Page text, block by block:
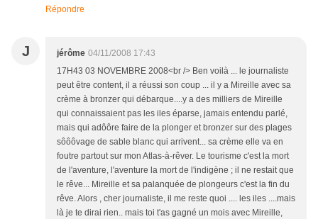
Répondre
J jérôme 04/11/2008 17:43
17H43 03 NOVEMBRE 2008<br /> Ben voilà ... le journaliste
peut être content, il a réussi son coup ... il y a Mireille avec sa
crème à bronzer qui débarque....y a des milliers de Mireille
qui connaissaient pas les iles éparse, jamais entendu parlé,
mais qui adôôre faire de la plonger et bronzer sur des plages
sôôôvage de sable blanc qui arrivent... sa crème elle va en
foutre partout sur mon Atlas-à-rêver. Le tourisme c'est la mort
de l'aventure, l'aventure la mort de l'indigène ; il ne restait que
le rêve... Mireille et sa palanquée de plongeurs c'est la fin du
rêve. Alors , cher journaliste, il me reste quoi .... les iles ....mais
là je te dirai rien.. mais toi t'as gagné un mois avec Mireille,